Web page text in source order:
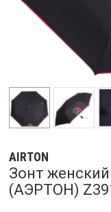
AIRTON
Зонт
(АЭРТОН)